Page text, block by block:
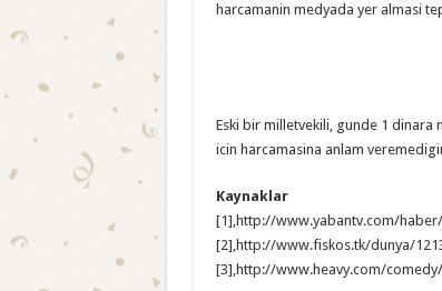
harcamanin medyada yer almasi
Eski bir milletvekili, gunde 1
icin harcamasina anlam
Kaynaklar
[1],http://www.yabantv.com/
[2],http://www.fiskos.tk/dunya/
[3],http://www.heavy.com/